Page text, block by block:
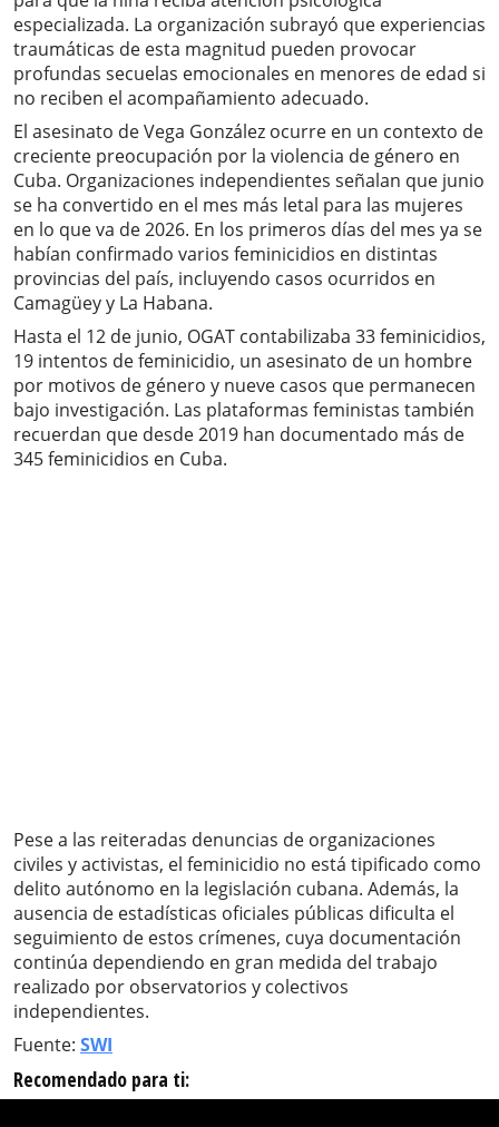
especializada. La organización subrayó que experiencias
traumáticas de esta magnitud pueden provocar
profundas secuelas emocionales en menores de edad si
no reciben el acompañamiento adecuado.
El asesinato de Vega González ocurre en un contexto de
creciente preocupación por la violencia de género en
Cuba. Organizaciones independientes señalan que junio
se ha convertido en el mes más letal para las mujeres
en lo que va de 2026. En los primeros días del mes ya se
habían confirmado varios feminicidios en distintas
provincias del país, incluyendo casos ocurridos en
Camagüey y La Habana.
Hasta el 12 de junio, OGAT contabilizaba 33 feminicidios,
19 intentos de feminicidio, un asesinato de un hombre
por motivos de género y nueve casos que permanecen
bajo investigación. Las plataformas feministas también
recuerdan que desde 2019 han documentado más de
345 feminicidios en Cuba.
Pese a las reiteradas denuncias de organizaciones
civiles y activistas, el feminicidio no está tipificado como
delito autónomo en la legislación cubana. Además, la
ausencia de estadísticas oficiales públicas dificulta el
seguimiento de estos crímenes, cuya documentación
continúa dependiendo en gran medida del trabajo
realizado por observatorios y colectivos
independientes.
Fuente: SWI
Recomendado para ti: